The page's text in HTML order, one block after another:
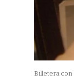
Billetera con